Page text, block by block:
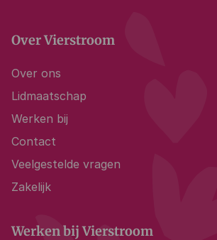
Over Vierstroom
Over ons
Lidmaatschap
Werken bij
Contact
Veelgestelde vragen
Zakelijk
Werken bij Vierstroom